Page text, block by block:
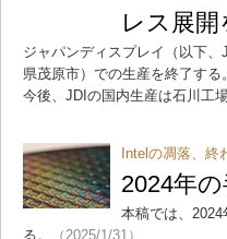
レス展開
ジャパンディスプレイ（以下
県茂原市）での生産を終了す
今後、JDIの国内生産は石川工
Intelの凋落、終
2024年
本稿では、
る。
（2025/1/31）